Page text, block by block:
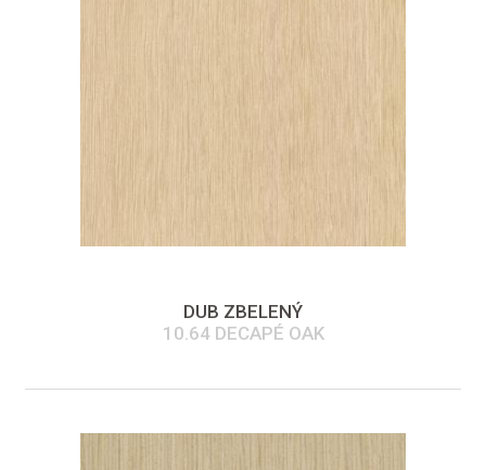
DUB ZBELENÝ
10.64 DECAPÉ OAK